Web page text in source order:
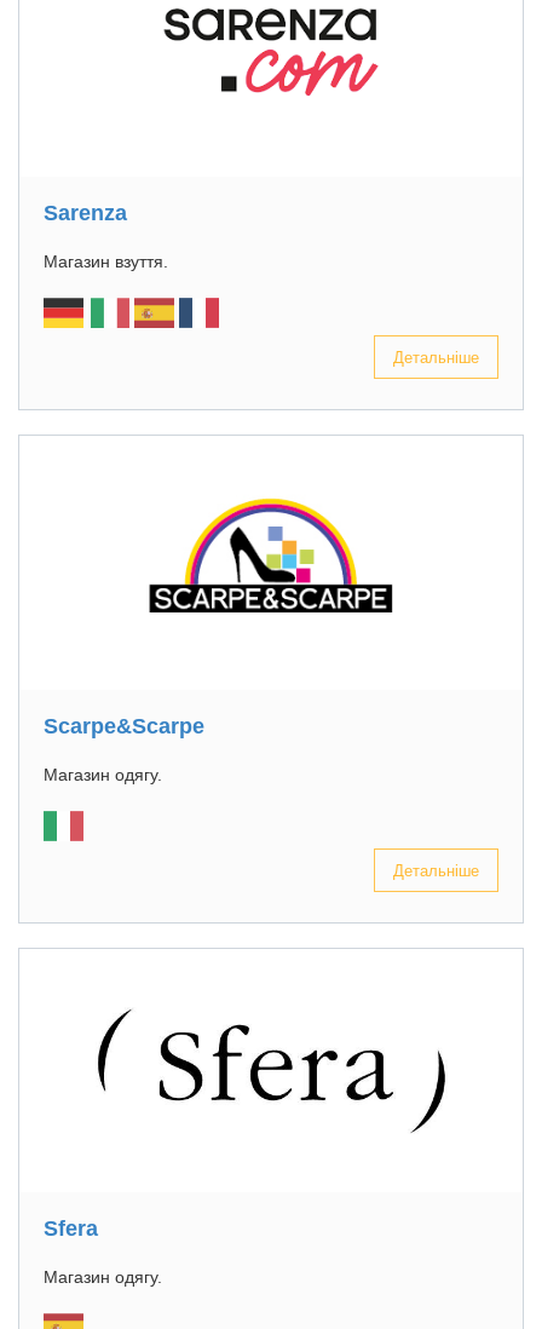
Sarenza
Магазин взуття.
Детальніше
Scarpe&Scarpe
Магазин одягу.
Детальніше
Sfera
Магазин одягу.